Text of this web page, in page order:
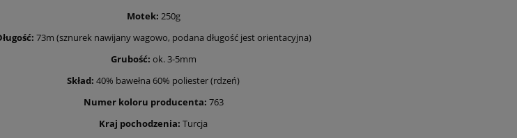
Motek: 250g
73m (sznurek nawijany wagowo, podana długość jest orientacyjna)
Grubość: ok. 3-5mm
Skład: 40% bawełna 60% poliester (rdzeń)
Numer koloru producenta: 763
Kraj pochodzenia: Turcja